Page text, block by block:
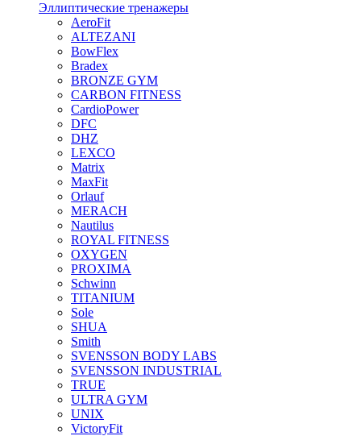
Эллиптические тренажеры
AeroFit
ALTEZANI
BowFlex
Bradex
BRONZE GYM
CARBON FITNESS
CardioPower
DFC
DHZ
LEXCO
Matrix
MaxFit
Orlauf
MERACH
Nautilus
ROYAL FITNESS
OXYGEN
PROXIMA
Schwinn
TITANIUM
Sole
SHUA
Smith
SVENSSON BODY LABS
SVENSSON INDUSTRIAL
TRUE
ULTRA GYM
UNIX
VictoryFit